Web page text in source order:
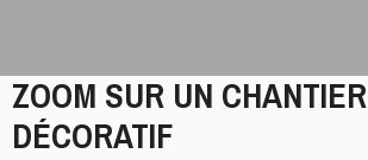
ZOOM SUR UN
DÉCORATIF